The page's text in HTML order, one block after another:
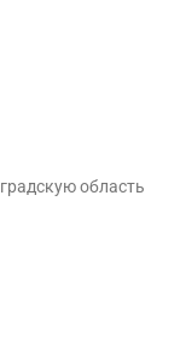
область